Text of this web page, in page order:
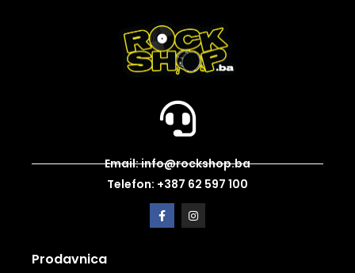
Email: info@rockshop.ba
Telefon: +387 62 597 100
Prodavnica